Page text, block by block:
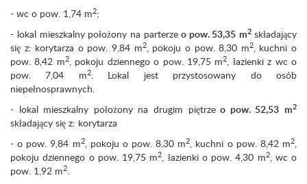
- wc o pow. 1,74 m2;
- lokal mieszkalny położony na parterze o pow. 53,35 m2 składający
się z: korytarza o pow. 9,84 m2, pokoju o pow. 8,30 m2, kuchni o
pow. 8,42 m2, pokoju dziennego o pow. 19,75 m2, łazienki z wc o
pow. 7,04 m2. Lokal jest przystosowany do osób
niepełnosprawnych.
- lokal mieszkalny położony na drugim piętrzeo pow. 52,53 m2
składający się z: korytarza
- o pow. 9,84 m2, pokoju o pow. 8,30 m2, kuchni o pow. 8,42 m2,
pokoju dziennego o pow. 19,75 m2, łazienki o pow. 4,30 m2, wc o
pow. 1,92 m2.